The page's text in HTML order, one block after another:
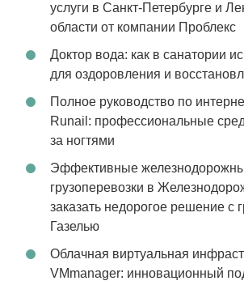
услуги в Санкт-Петербурге и
области от компании Проблекс
Доктор вода: как в санатории
для оздоровления и
Полное руководство по
Runail: профессиональные
за ногтями
Эффективные
грузоперевозки в
заказать недорогое решение с
Газелью
Облачная виртуальная
VMmanager: инновационный